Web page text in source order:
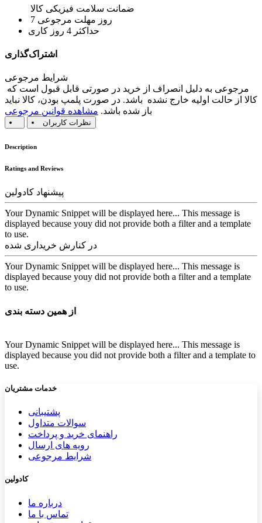
ضمانت سلامت فیزیکی کالا
7 روز مهلت مرجوعی
حداکثر 4 روز کاری
اشتراک‌گذاری
شرایط مرجوعی
کالا از حالت اولیه خارج نشده باشد. در صورت پلمپ بودن، کالا نباید
باز شده باشد. مشاهده قوانین مرجوعی
نظرات کاربران
Description
Ratings and Reviews
پیشنهاد کادولین
Your Dynamic Snippet will be displayed here... This message is
displayed because youy did not provide both a filter and a template
to use.
در کنارش خریداری شده
Your Dynamic Snippet will be displayed here... This message is
displayed because youy did not provide both a filter and a template
to use.
از همین دسته بندی
Your Dynamic Snippet will be displayed here... This message is
displayed because you did not provide both a filter and a template to
use.
خدمات مشتریان
پشتیب​​انی
سوالات متداول
راهنمای خرید و پرداخت
رویه های ارسال
شرایط مرجوعی
کادولین
درباره ما
تماس با ما